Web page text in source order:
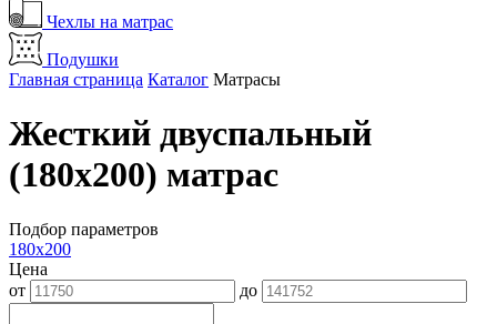
Чехлы на матрас
Подушки
Главная страница Каталог Матрасы
Жесткий двуспальный
(180х200) матрас
Подбор параметров
180x200
Цена
от
до